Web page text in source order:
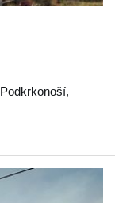
Podkrkonoší,